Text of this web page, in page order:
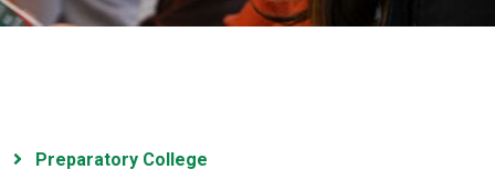
Preparatory College